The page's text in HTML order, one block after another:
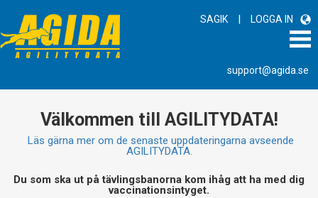
SAGIK | LOGGA IN
support@agida.se
Välkommen till AGILITYDATA!
Läs gärna mer om de senaste uppdateringarna avseende
AGILITYDATA.
Du som ska ut på tävlingsbanorna kom ihåg att ha med dig
vaccinationsintyget.